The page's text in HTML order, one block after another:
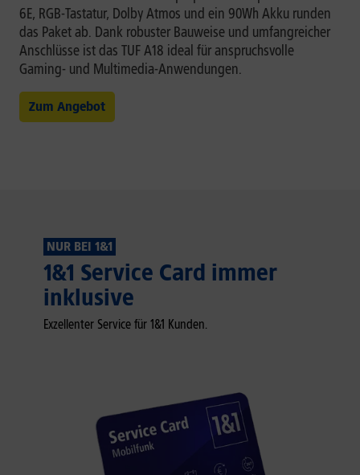
6E, RGB-Tastatur, Dolby Atmos und ein 90Wh Akku runden
das Paket ab. Dank robuster Bauweise und umfangreicher
Anschlüsse ist das TUF A18 ideal für anspruchsvolle
Gaming- und Multimedia-Anwendungen.
Zum Angebot
NUR BEI 1&1
1&1 Service Card immer
inklusive
Exzellenter Service für 1&1 Kunden.